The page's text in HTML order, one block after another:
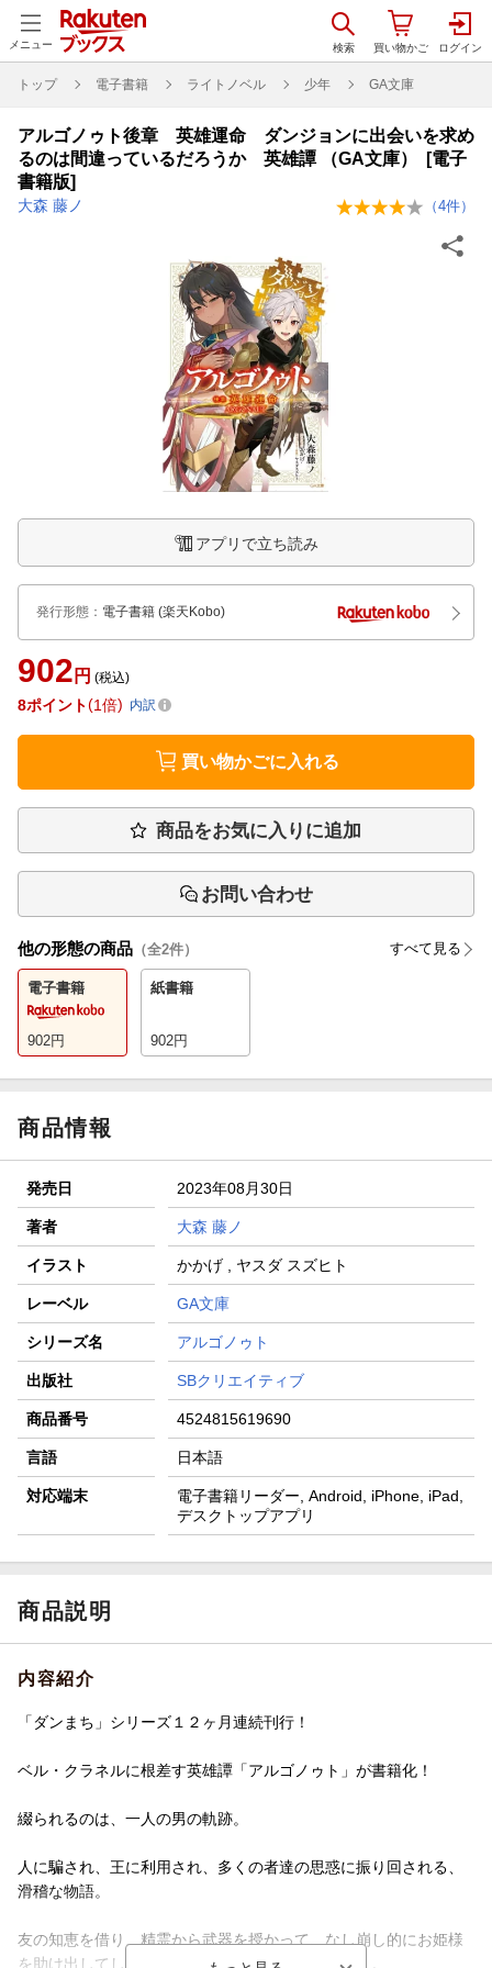
メニュー
トップ 電子書籍 ライトノベル 少年 GA文庫
アルゴノゥト後章 英雄運命 ダンジョンに出会いを求め
るのは間違っているだろうか 英雄譚 （GA文庫） [電子
書籍版]
大森 藤ノ （4件）
アプリで立ち読み
発行形態 ： 電子書籍 (楽天Kobo)
902 円 (税込)
8ポイント 1倍 内訳
買い物かごに入れる
商品をお気に入りに追加
お問い合わせ
他の形態の商品 （全2件） すべて見る
電子書籍
902円
紙書籍
902円
商品情報
発売日 2023年08月30日
著者 大森 藤ノ
イラスト かかげ , ヤスダ スズヒト
レーベル GA文庫
シリーズ名 アルゴノゥト
出版社 SBクリエイティブ
商品番号 4524815619690
言語 日本語
対応端末
電子書籍リーダー, Android, iPhone, iPad,
デスクトップアプリ
商品説明
内容紹介
「ダンまち」シリーズ１２ヶ月連続刊行！
ベル・クラネルに根差す英雄譚「アルゴノゥト」が書籍化！
綴られるのは、一人の男の軌跡。
人に騙され、王に利用され、多くの者達の思惑に振り回される、
滑稽な物語。
友の知恵を借り、精霊から武器を授かって、なし崩し的にお姫様
を助け出してしまうような、とびっきりの『喜劇』。